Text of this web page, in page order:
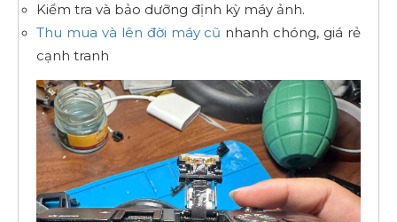
Kiểm tra và bảo dưỡng định kỳ máy ảnh.
Thu mua và lên đời máy cũ nhanh chóng, giá rẻ
cạnh tranh